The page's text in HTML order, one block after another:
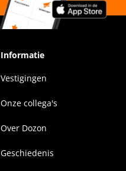
Informatie
Vestigingen
Onze collega's
Over Dozon
Geschiedenis